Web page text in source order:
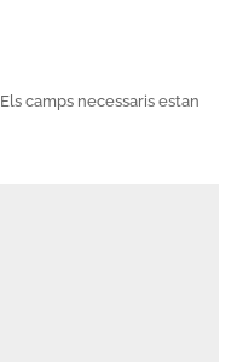
Els camps necessaris estan